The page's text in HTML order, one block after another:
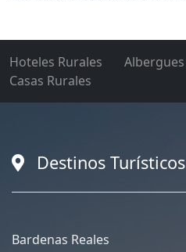
Hoteles Rurales Albergues
Casas Rurales
Destinos Turísticos
Bardenas Reales